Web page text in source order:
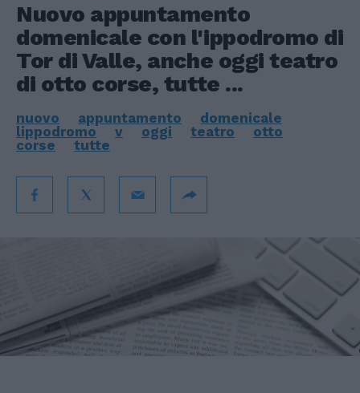
Nuovo appuntamento
domenicale con l'ippodromo di
Tor di Valle, anche oggi teatro
di otto corse, tutte ...
nuovo appuntamento
domenicale
lippodromo
v oggi teatro
otto
corse
tutte